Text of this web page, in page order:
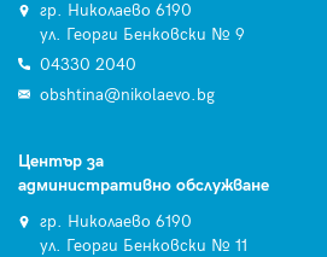
гр. Николаево 6190
ул. Георги Бенковски № 9
04330 2040
obshtina@nikolaevo.bg
Център за
административно обслужване
гр. Николаево 6190
ул. Георги Бенковски № 11